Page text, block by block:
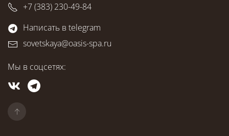
+7 (383) 230-49-84
Написать в telegram
sovetskaya@oasis-spa.ru
Мы в соцсетях: